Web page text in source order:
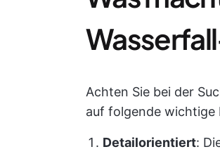
Achten Sie bei der
auf folgende wichtige
Detailorientiert: